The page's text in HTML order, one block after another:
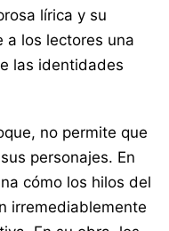
lírica y su
a los lectores una
las identidades
no permite que
personajes. En
cómo los hilos del
irremediablemente